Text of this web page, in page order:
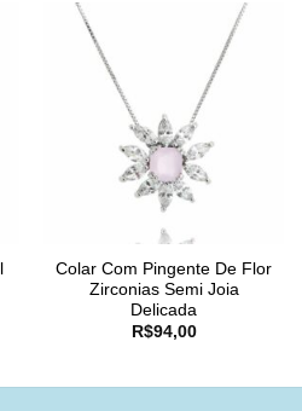
Colar Com Pingente De Flor
Zirconias Semi Joia
Delicada
R$94,00